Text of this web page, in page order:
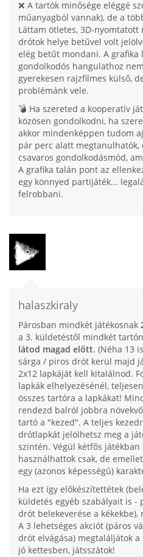
❌ A tartók minősége eléggé
műanyagból vannak), de a
Láttam ötletes, 3D-nyomtatott
drótok helye betűvel volt
elég betűt mondani. A grafika
gondolkodós hangulathoz
gyerekesen rajzfilmes külső,
problémánk vele.
💣 Ha szereted a kooperatív
közösen gondolkodni, ha
akkor mindenképpen tudom
pár perc alatt megtanulhatók,
csavaros gondolkodásmód,
A grafika talán pont az
egy könnyed partijáték...
felrobbani.
halaszkiraly
Párosban mindkét játékosnak
a 3. küldetéstől mindkét
látod magad előtt. (Néha 13
sárga / piros drót kerül majd
2x12 lapkáját kell kitalálnod.
lapkák elhelyezésénél,
összes tartóra a lapkákat!
rendezd balról jobbra
tartó a "kezed". A teljes
drótlapkát jelölhetsz meg a
szintén. Végül kétfős játékban
használhattok csak, de
egy (azonos képességű)
Ha ezt így előkészítettétek
küldetés egyéb szabályait is -
drót belekeverése a
A 3 lehetséges akciót (páros
drót elvágása) megtaláljátok
jó kettesben, játsszátok!